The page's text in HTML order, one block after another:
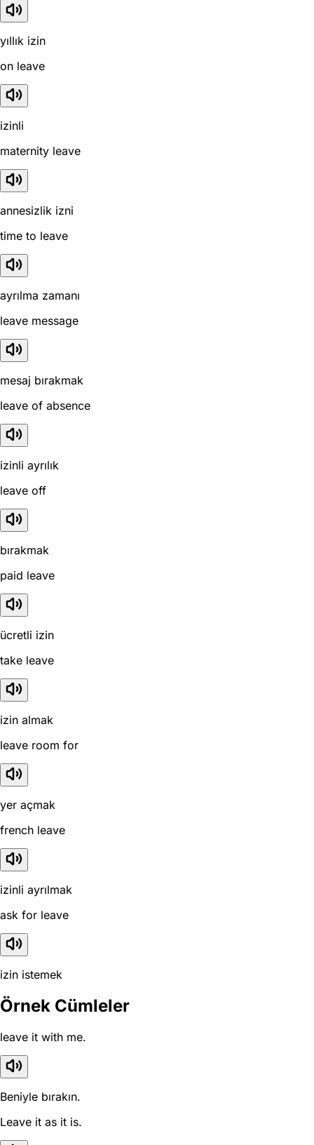
yıllık izin
on leave
izinli
maternity leave
annesizlik izni
time to leave
ayrılma zamanı
leave message
mesaj bırakmak
leave of absence
izinli ayrılık
leave off
bırakmak
paid leave
ücretli izin
take leave
izin almak
leave room for
yer açmak
french leave
izinli ayrılmak
ask for leave
izin istemek
Örnek Cümleler
leave it with me.
Beniyle bırakın.
Leave it as it is.